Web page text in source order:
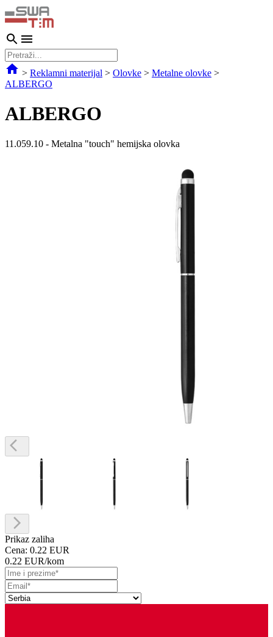
> Reklamni materijal > Olovke > Metalne olovke >
ALBERGO
ALBERGO
11.059.10 - Metalna "touch" hemijska olovka
Prikaz zaliha
Cena: 0.22 EUR
0.22 EUR/kom